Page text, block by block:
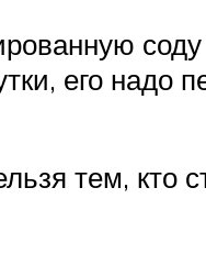
его
тем, кто